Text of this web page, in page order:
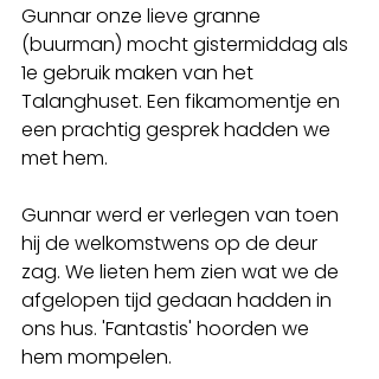
Gunnar onze lieve granne
(buurman) mocht gistermiddag als
1e gebruik maken van het
Talanghuset. Een fikamomentje en
een prachtig gesprek hadden we
met hem.
Gunnar werd er verlegen van toen
hij de welkomstwens op de deur
zag. We lieten hem zien wat we de
afgelopen tijd gedaan hadden in
ons hus. 'Fantastis' hoorden we
hem mompelen.